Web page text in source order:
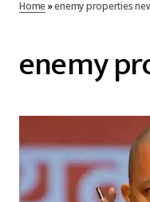
Home»enemy properties
enemy